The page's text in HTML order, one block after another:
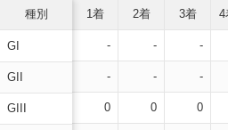
種別
GI
GII
GIII
1着 2着 3着 4
- - -
- - -
0 0 0